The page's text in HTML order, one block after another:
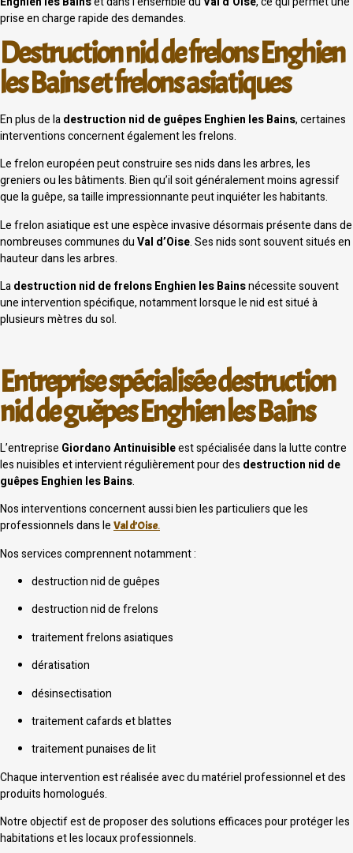
prise en charge rapide des demandes.
Destruction nid de frelons Enghien
les Bains et frelons asiatiques
En plus de ladestruction nid de guêpes Enghien les Bains, certaines
interventions concernent également les frelons.
Le frelon européen peut construire ses nids dans les arbres, les
greniers ou les bâtiments. Bien qu’il soit généralement moins agressif
que la guêpe, sa taille impressionnante peut inquiéter les habitants.
Le frelon asiatique est une espèce invasive désormais présente dans de
nombreuses communes duVal d’Oise. Ses nids sont souvent situés en
hauteur dans les arbres.
Ladestruction nid de frelons Enghien les Bainsnécessite souvent
une intervention spécifique, notamment lorsque le nid est situé à
plusieurs mètres du sol.
Entreprise spécialisée destruction
nid de guêpes Enghien les Bains
L’entreprise Giordano Antinuisibleest spécialisée dans la lutte contre
les nuisibles et intervient régulièrement pour des destruction nid de
guêpes Enghien les Bains.
Nos interventions concernent aussi bien les particuliers que les
professionnels dans le Val d’Oise.
Nos services comprennent notamment :
destruction nid de guêpes
destruction nid de frelons
traitement frelons asiatiques
dératisation
désinsectisation
traitement cafards et blattes
traitement punaises de lit
Chaque intervention est réalisée avec du matériel professionnel et des
produits homologués.
Notre objectif est de proposer des solutions efficaces pour protéger les
habitations et les locaux professionnels.